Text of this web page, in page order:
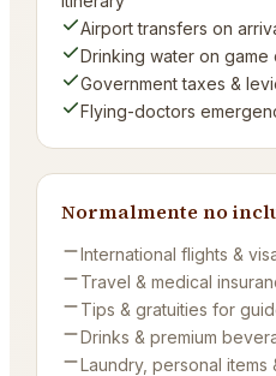
Airport transfers on
Drinking water on game
Government taxes &
Flying-doctors
Normalmente no
International flights &
Travel & medical
Tips & gratuities for
Drinks & premium
Laundry, personal items